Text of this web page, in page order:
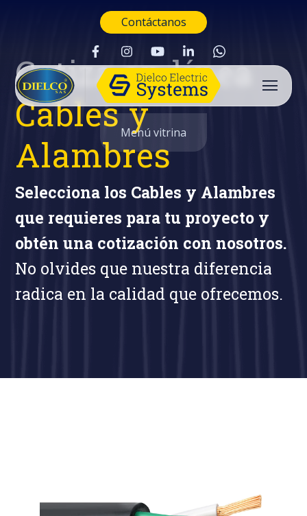
Contáctanos
Buscar
Menú vitrina
Cotiza en línea
Cables y
Alambres
Selecciona los Cables y Alambres
que requieres para tu proyecto y
obtén una cotización con nosotros.
No olvides que nuestra diferencia
radica en la calidad que ofrecemos.